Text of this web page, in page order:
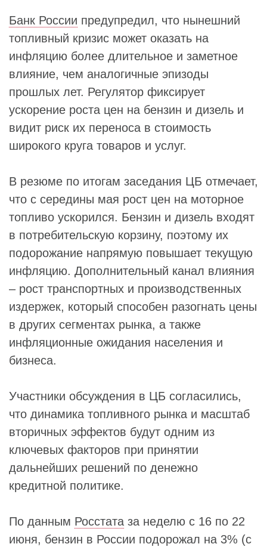
Банк России предупредил, что нынешний
топливный кризис может оказать на
инфляцию более длительное и заметное
влияние, чем аналогичные эпизоды
прошлых лет. Регулятор фиксирует
ускорение роста цен на бензин и дизель и
видит риск их переноса в стоимость
широкого круга товаров и услуг.
В резюме по итогам заседания ЦБ отмечает,
что с середины мая рост цен на моторное
топливо ускорился. Бензин и дизель входят
в потребительскую корзину, поэтому их
подорожание напрямую повышает текущую
инфляцию. Дополнительный канал влияния
– рост транспортных и производственных
издержек, который способен разогнать цены
в других сегментах рынка, а также
инфляционные ожидания населения и
бизнеса.
Участники обсуждения в ЦБ согласились,
что динамика топливного рынка и масштаб
вторичных эффектов будут одним из
ключевых факторов при принятии
дальнейших решений по денежно
кредитной политике.
По данным Росстата за неделю с 16 по 22
июня, бензин в России подорожал на 3% (с